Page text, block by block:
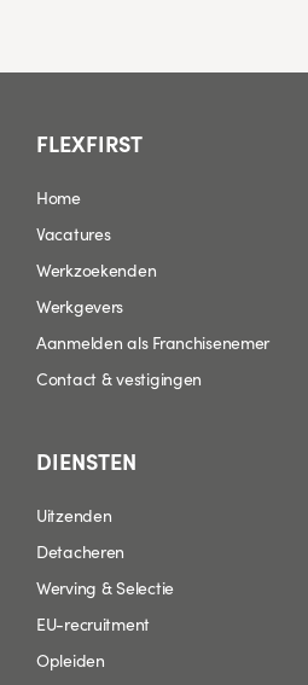
FLEXFIRST
Home
Vacatures
Werkzoekenden
Werkgevers
Aanmelden als Franchisenemer
Contact & vestigingen
DIENSTEN
Uitzenden
Detacheren
Werving & Selectie
EU-recruitment
Opleiden